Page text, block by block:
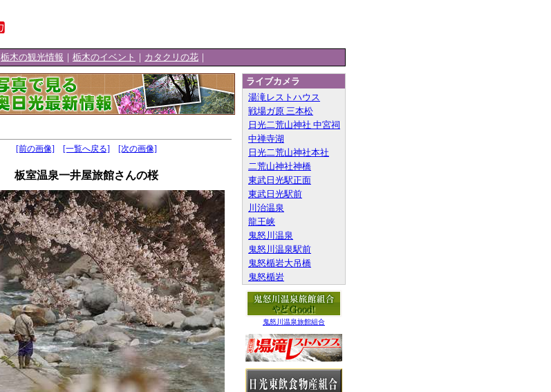
栃木の観光情報 ｜ 栃木のイベント ｜ カタクリの花 ｜
[前の画像] [一覧へ戻る] [次の画像]
板室温泉一井屋旅館さんの桜
ライブカメラ
湯滝レストハウス
戦場ガ原 三本松
日光二荒山神社 中宮祠
中禅寺湖
日光二荒山神社本社
二荒山神社神橋
東武日光駅正面
東武日光駅前
川治温泉
龍王峡
鬼怒川温泉
鬼怒川温泉駅前
鬼怒楯岩大吊橋
鬼怒楯岩
鬼怒川温泉旅館組合